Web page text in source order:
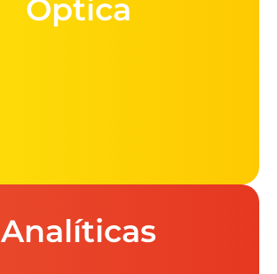
Óptica
Analíticas